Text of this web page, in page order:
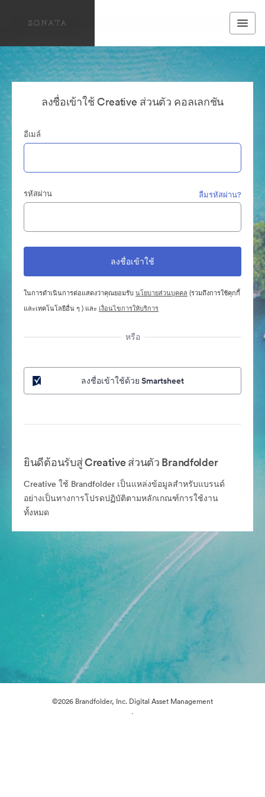
ลงชื่อเข้าใช้ Creative ส่วนตัว คอลเลกชัน
อีเมล์
รหัสผ่าน ลืมรหัสผ่าน?
ในการดำเนินการต่อแสดงว่าคุณยอมรับนโยบายส่วนบุคคล (รวมถึงการใช้คุกกี้
และเทคโนโลยีอื่น ๆ ) และ เงื่อนไขการให้บริการ
หรือ
ลงชื่อเข้าใช้ด้วย Smartsheet
ยินดีต้อนรับสู่ Creative ส่วนตัว Brandfolder
Creative ใช้ Brandfolder เป็นแหล่งข้อมูลสำหรับแบรนด์
อย่างเป็นทางการโปรดปฏิบัติตามหลักเกณฑ์การใช้งาน
ทั้งหมด
©2026 Brandfolder, Inc. Digital Asset Management
·